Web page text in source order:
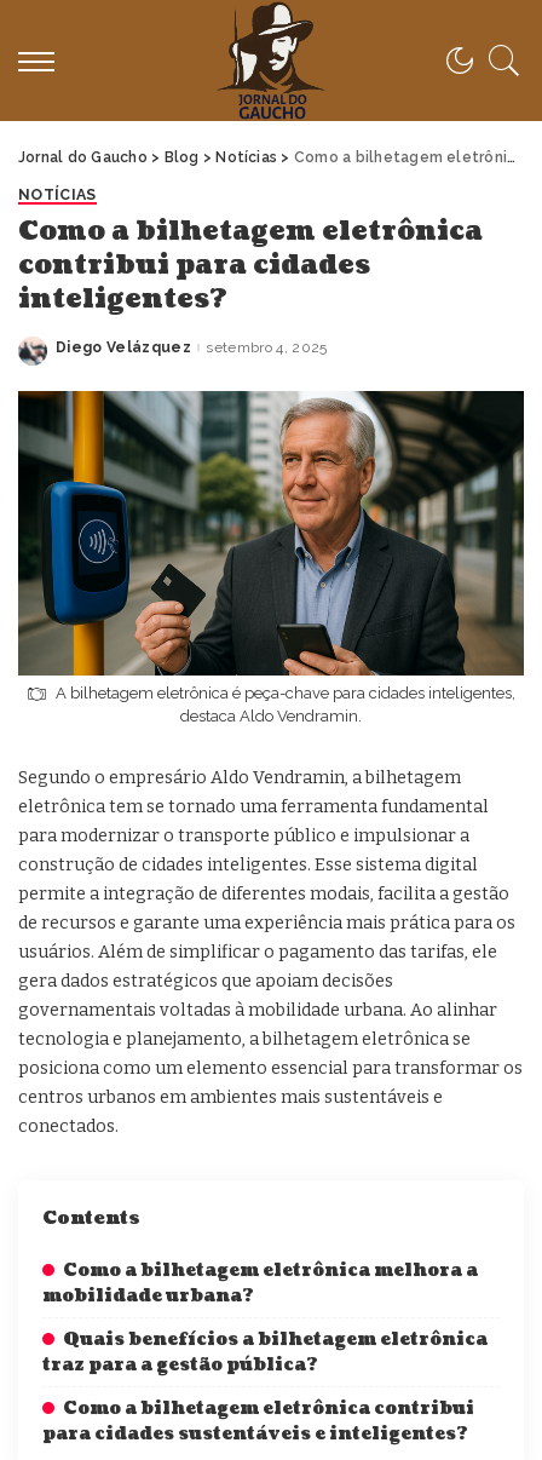
Jornal do Gaucho > Blog > Notícias > Como a bilhetagem eletrônica contribui para cidades inteligentes?
NOTÍCIAS
Como a bilhetagem eletrônica
contribui para cidades
inteligentes?
Posted
Diego Velázquez setembro 4, 2025
A bilhetagem eletrônica é peça-chave para cidades inteligentes,
destaca Aldo Vendramin.
Segundo o empresário Aldo Vendramin, a bilhetagem
eletrônica tem se tornado uma ferramenta fundamental
para modernizar o transporte público e impulsionar a
construção de cidades inteligentes. Esse sistema digital
permite a integração de diferentes modais, facilita a gestão
de recursos e garante uma experiência mais prática para os
usuários. Além de simplificar o pagamento das tarifas, ele
gera dados estratégicos que apoiam decisões
governamentais voltadas à mobilidade urbana. Ao alinhar
tecnologia e planejamento, a bilhetagem eletrônica se
posiciona como um elemento essencial para transformar os
centros urbanos em ambientes mais sustentáveis e
conectados.
Contents
Como a bilhetagem eletrônica melhora a
mobilidade urbana?
Quais benefícios a bilhetagem eletrônica
traz para a gestão pública?
Como a bilhetagem eletrônica contribui
para cidades sustentáveis e inteligentes?